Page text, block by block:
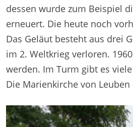
dessen wurde zum Beispiel
erneuert. Die heute noch
Das Geläut besteht aus drei
im 2. Weltkrieg verloren.
werden. Im Turm gibt es
Die Marienkirche von